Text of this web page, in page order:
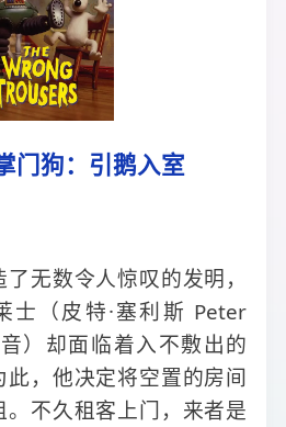
门狗：引鹅入室
无数令人惊叹的发明，
士（皮特·塞利斯 Peter
）却面临着入不敷出的
此，他决定将空置的房间
。不久租客上门，来者是